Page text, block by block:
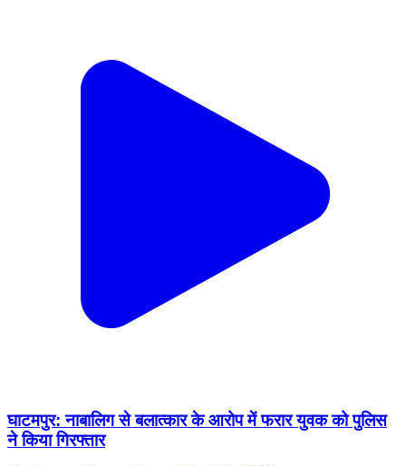
घाटमपुर: नाबालिग से बलात्कार के आरोप में फरार युवक को पुलिस
ने किया गिरफ्तार